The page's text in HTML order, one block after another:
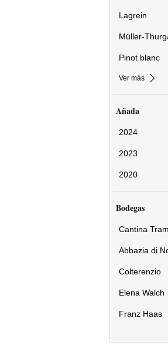
Lagrein
Müller-
Pinot blanc
Ver más
Añada
2024
2023
2020
Bodegas
Cantina
Abbazia di
Colterenzio
Elena Walch
Franz Haas